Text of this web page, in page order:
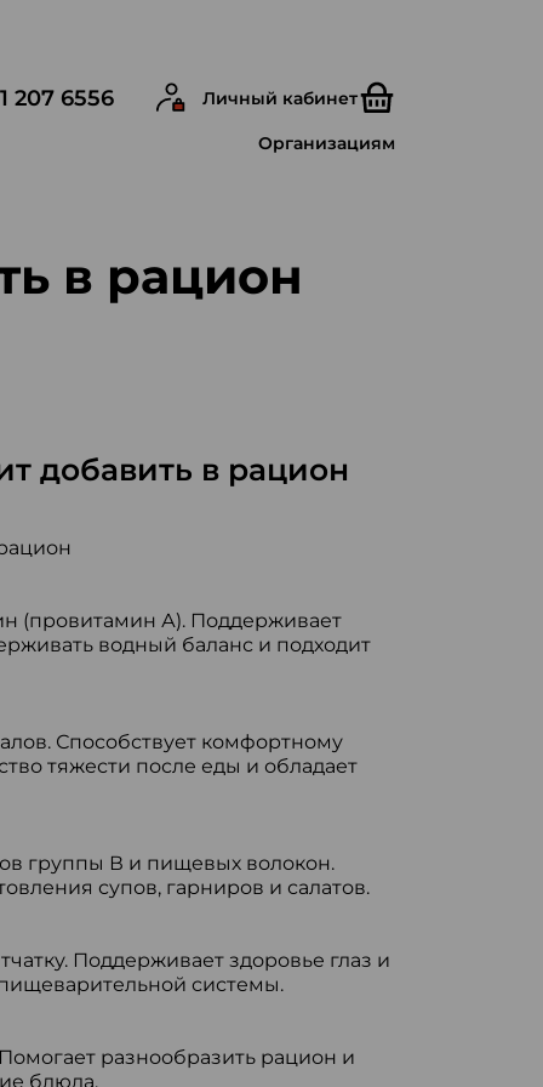
207 6556 Личный кабинет
Организациям
в рацион
добавить в рацион
(провитамин А). Поддерживает
водный баланс и подходит
Способствует комфортному
тяжести после еды и обладает
группы В и пищевых волокон.
супов, гарниров и салатов.
Поддерживает здоровье глаз и
системы.
разнообразить рацион и
блюда.